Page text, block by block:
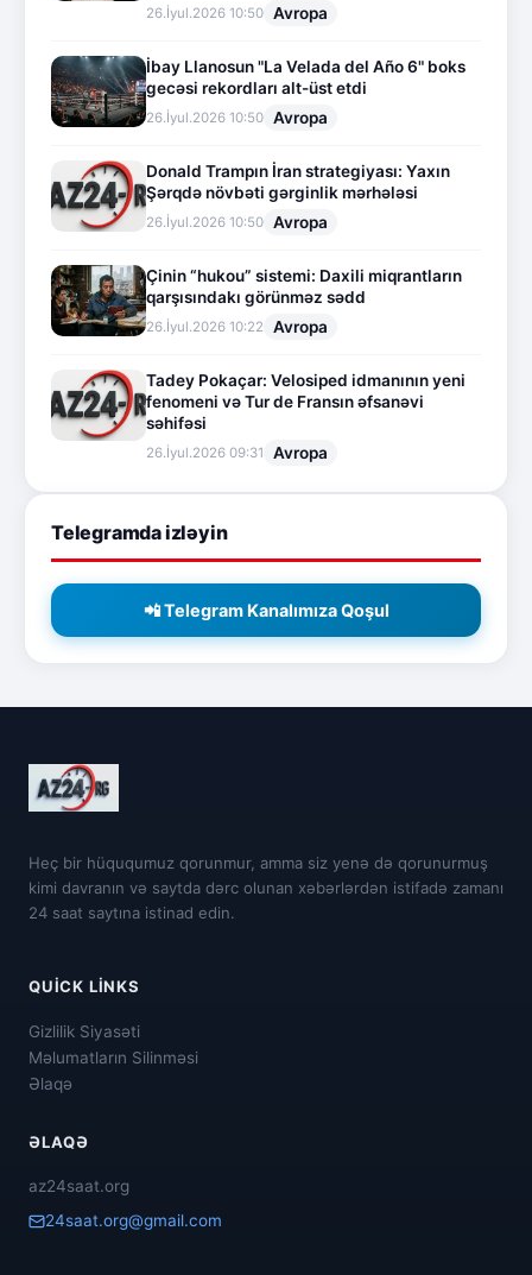
26.İyul.2026 10:50 Avropa
İbay Llanosun "La Velada del Año 6" boks
gecəsi rekordları alt-üst etdi
26.İyul.2026 10:50 Avropa
Donald Trampın İran strategiyası: Yaxın
Şərqdə növbəti gərginlik mərhələsi
26.İyul.2026 10:50 Avropa
Çinin “hukou” sistemi: Daxili miqrantların
qarşısındakı görünməz sədd
26.İyul.2026 10:22 Avropa
Tadey Pokaçar: Velosiped idmanının yeni
fenomeni və Tur de Fransın əfsanəvi
səhifəsi
26.İyul.2026 09:31 Avropa
Telegramda izləyin
📲 Telegram Kanalımıza Qoşul
Heç bir hüququmuz qorunmur, amma siz yenə də qorunurmuş
kimi davranın və saytda dərc olunan xəbərlərdən istifadə zamanı
24 saat saytına istinad edin.
QUICK LINKS
Gizlilik Siyasəti
Məlumatların Silinməsi
Əlaqə
ƏLAQƏ
az24saat.org
24saat.org@gmail.com